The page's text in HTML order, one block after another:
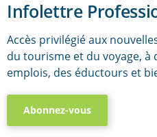
Infolettre
Accès privilégié aux
du tourisme et du voyage, à
emplois, des éductours et
Abonnez-vous